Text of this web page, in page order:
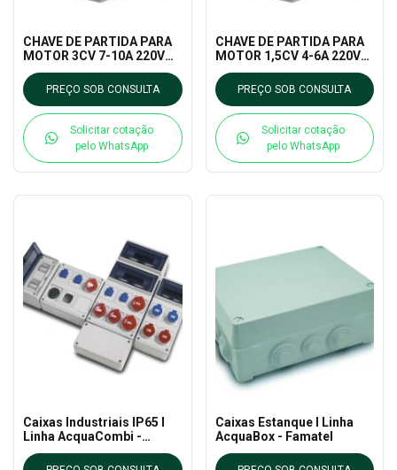
CHAVE DE PARTIDA PARA
MOTOR 3CV 7-10A 220V
ELCP-9 ELETROMEC
PREÇO SOB CONSULTA
Solicitar cotação
pelo WhatsApp
CHAVE DE PARTIDA PARA
MOTOR 1,5CV 4-6A 220V
ELCP-6 ELETROMEC
PREÇO SOB CONSULTA
Solicitar cotação
pelo WhatsApp
Caixas Industriais IP65 l
Linha AcquaCombi -
Famatel
Caixas Estanque l Linha
AcquaBox - Famatel